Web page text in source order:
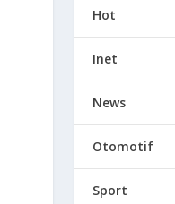
Hot
Inet
News
Otomotif
Sport